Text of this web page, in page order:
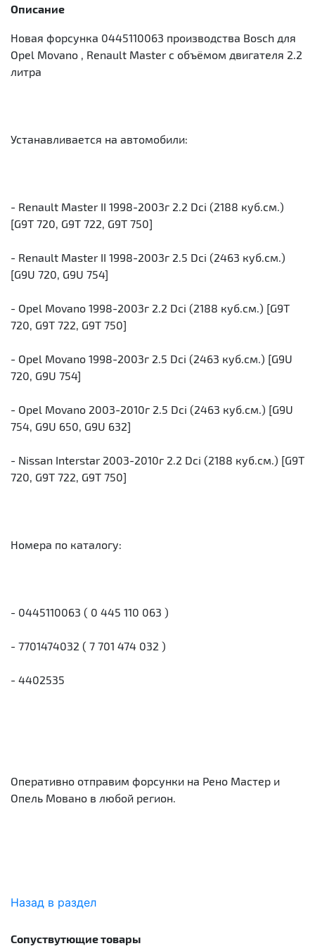
Описание
Новая форсунка 0445110063 производства Bosch для
Opel Movano , Renault Master с объёмом двигателя 2.2
литра
Устанавливается на автомобили:
- Renault Master II 1998-2003г 2.2 Dci (2188 куб.см.)
[G9T 720, G9T 722, G9T 750]
- Renault Master II 1998-2003г 2.5 Dci (2463 куб.см.)
[G9U 720, G9U 754]
- Opel Movano 1998-2003г 2.2 Dci (2188 куб.см.) [G9T
720, G9T 722, G9T 750]
- Opel Movano 1998-2003г 2.5 Dci (2463 куб.см.) [G9U
720, G9U 754]
- Opel Movano 2003-2010г 2.5 Dci (2463 куб.см.) [G9U
754, G9U 650, G9U 632]
- Nissan Interstar 2003-2010г 2.2 Dci (2188 куб.см.) [G9T
720, G9T 722, G9T 750]
Номера по каталогу:
- 0445110063 ( 0 445 110 063 )
- 7701474032 ( 7 701 474 032 )
- 4402535
Оперативно отправим форсунки на Рено Мастер и
Опель Мовано в любой регион.
Назад в раздел
Сопуствутющие товары